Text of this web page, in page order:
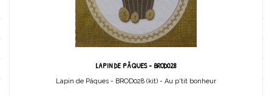
LAPIN DE PÂQUES - BROD028
Lapin de Pâques - BROD028 (kit) - Au p'tit bonheur